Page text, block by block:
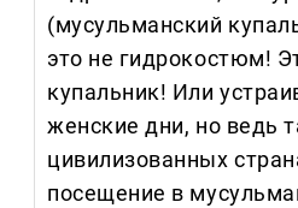
(мусульманский
это не гидрокостюм!
купальник! Или
женские дни, но ведь
цивилизованных
посещение в